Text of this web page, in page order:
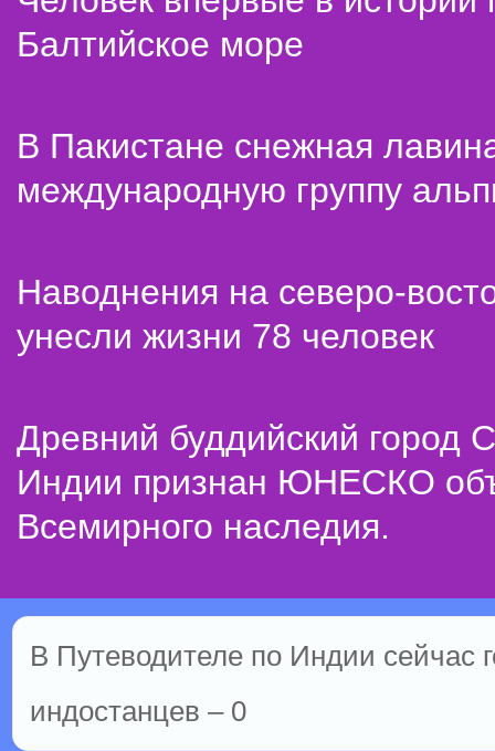
Балтийское море
В Пакистане снежная
международную группу
Наводнения на северо-
унесли жизни 78 человек
Древний буддийский город
Индии признан ЮНЕСКО
Всемирного наследия.
В Путеводителе по Индии сейчас
индостанцев – 0